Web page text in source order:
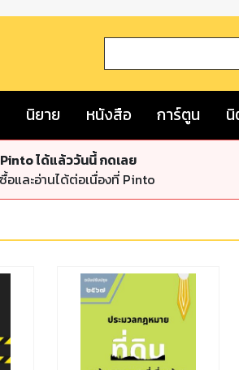
นิยาย หนังสือ การ์ตูน
ได้แล้ววันนี้ กดเลย
และอ่านได้ต่อเนื่องที่ Pinto